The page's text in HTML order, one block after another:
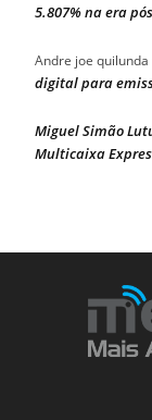
5.807% na era
Andre joe
digital para
Miguel Simão
Multicaixa